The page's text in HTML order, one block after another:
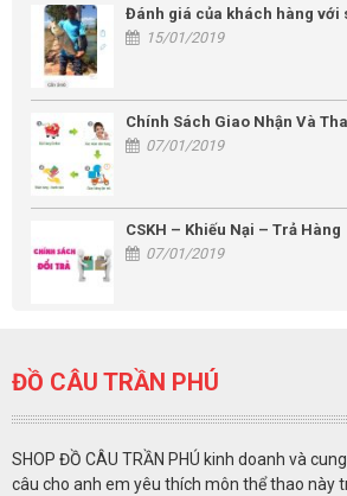
Đánh giá của khách hàng với
15/01/2019
Chính Sách Giao Nhận Và
07/01/2019
CSKH – Khiếu Nại – Trả Hàng
07/01/2019
ĐỒ CÂU TRẦN PHÚ
SHOP ĐỒ CÂU TRẦN PHÚ kinh doanh và
câu cho anh em yêu thích môn thể thao này